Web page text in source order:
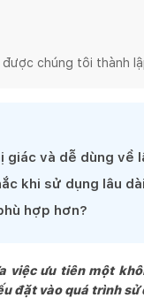
chúng tôi thành
và với khách hàng
là một lĩnh vực đa
sự kiên định, tập
có cá tính riêng của
chất lượng là kết
Kiến trúc sư và
và dễ dùng về
khi sử dụng lâu dài
hợp hơn?
việc ưu tiên một
đặt vào quá trình